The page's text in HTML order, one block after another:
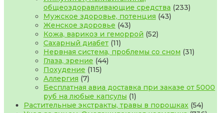
общеоздоравливающие средства
233233
Мужское здоровье, потенция 4343
Женское здоровье 4343
товара
Кожа, варикоз и геморрой 5252
Сахарный диабет 1111
товаров
Нервная система, проблемы со сном 3131
Глаза, зрение 4444
Похудение 115115
Аллергия 77
товаров
Бесплатная авиа доставка при заказе от 5000
руб на любые капсулы 11
товар
Растительные экстракты, травы в порошках 5454